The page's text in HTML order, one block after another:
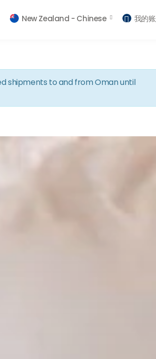
New Zealand - Chinese 我的
shipments to and from Oman until